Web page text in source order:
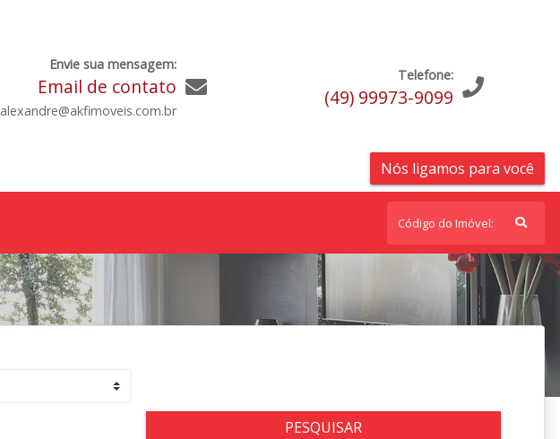
Envie sua mensagem:
Email de contato
alexandre@akfimoveis.com.br
Telefone:
(49) 99973-9099
Nós ligamos para você
PESQUISAR